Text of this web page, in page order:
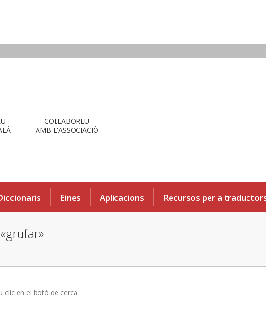
COL·LABOREU
AMB L'ASSOCIACIÓ
Eines Aplicacions Recursos per a
clic en el botó de cerca.